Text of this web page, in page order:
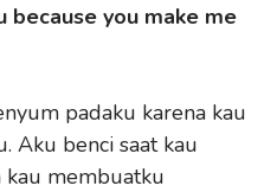
because you make me
padaku karena kau
Aku benci saat kau
kau membuatku